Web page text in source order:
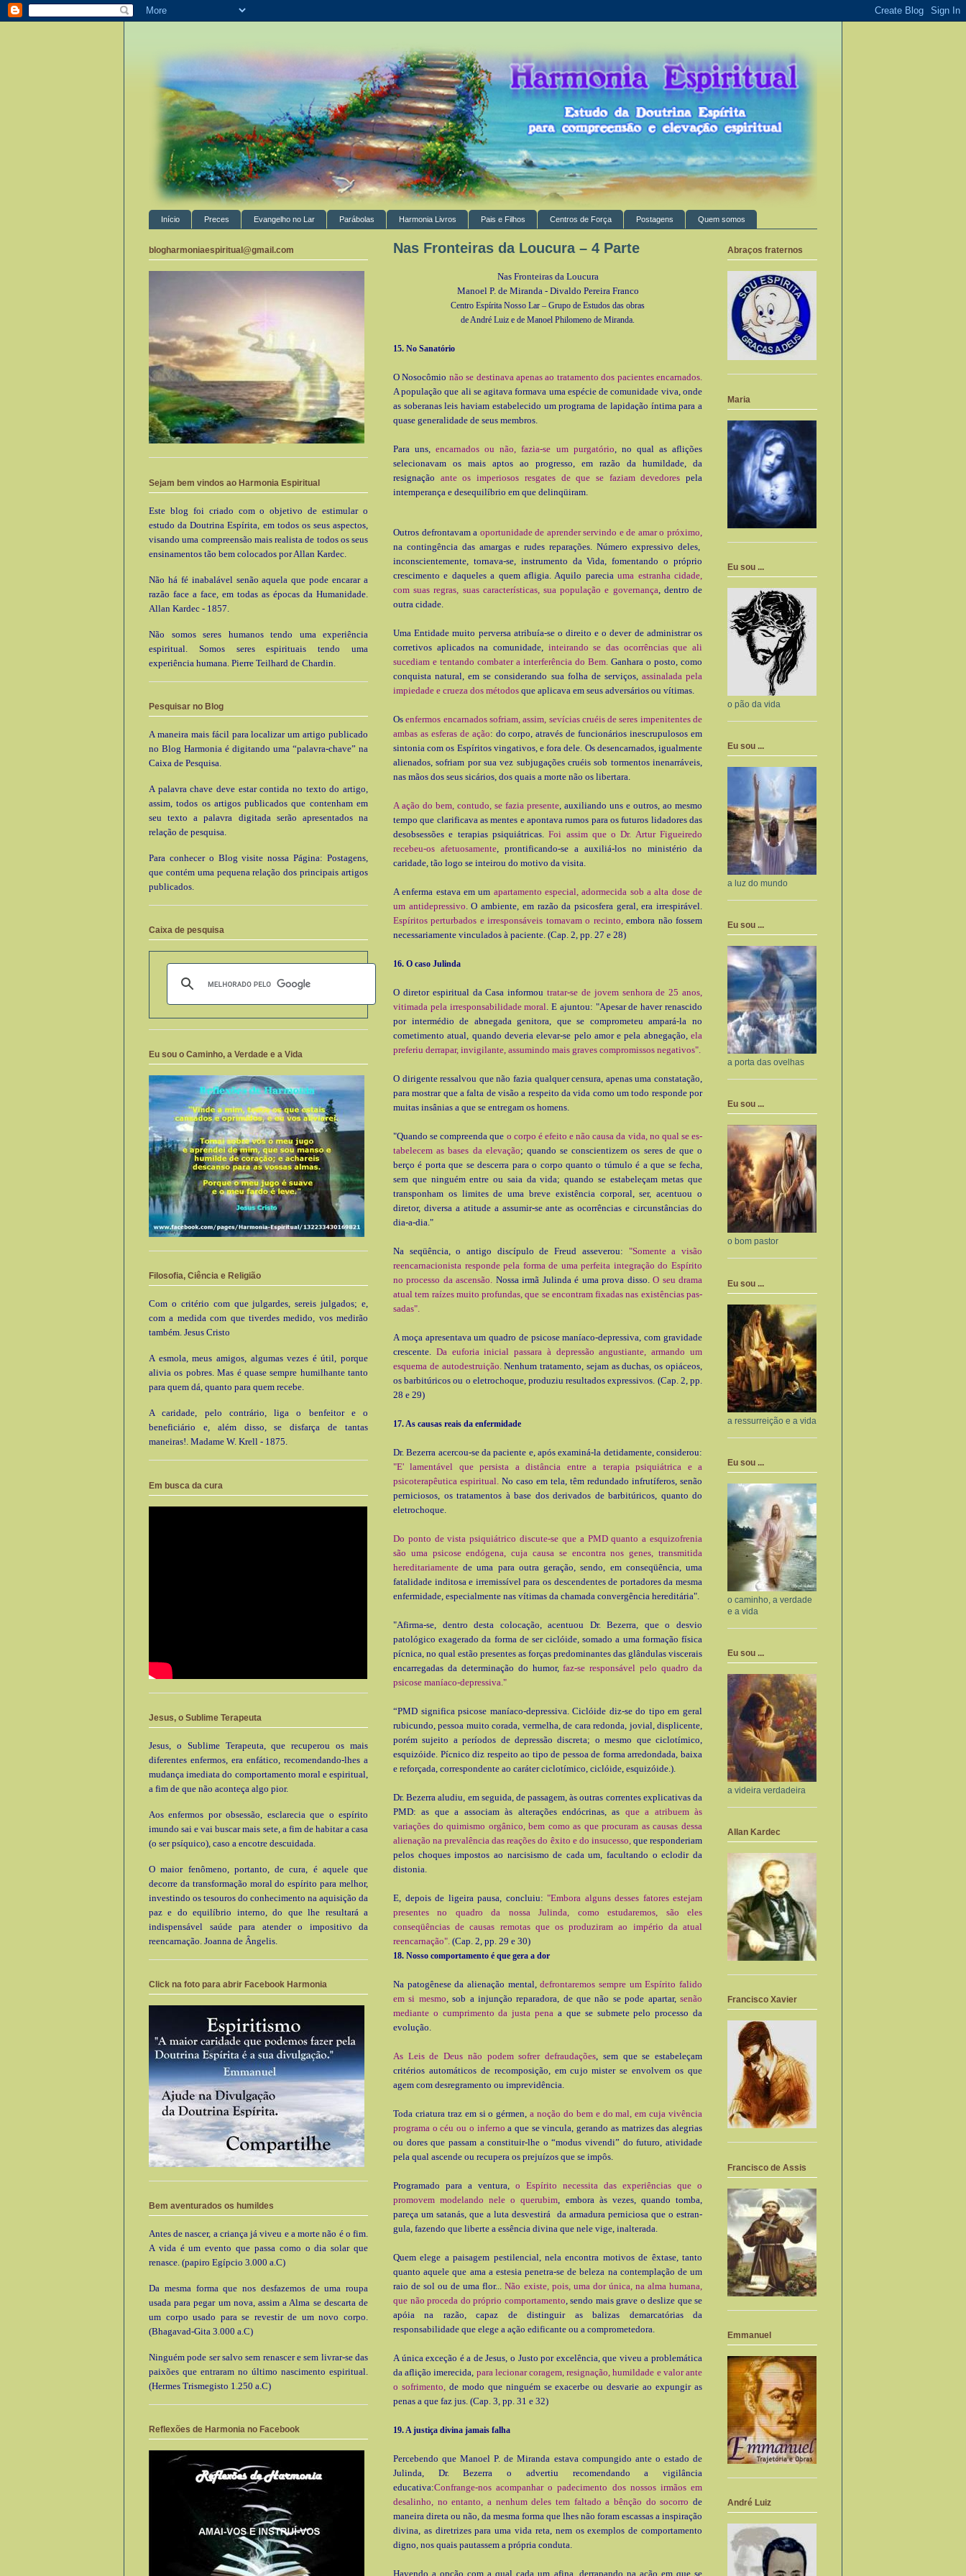
Início Preces Evangelho no Lar Parábolas Harmonia Livros Pais e Filhos Centros de Força Postagens Quem somos
Nas Fronteiras da Loucura – 4 Parte
Nas Fronteiras da Loucura
Manoel P. de Miranda - Divaldo Pereira Franco
Centro Espírita Nosso Lar – Grupo de Estudos das obras
de André Luiz e de Manoel Philomeno de Miranda.
15. No Sanatório
O Nosocômio não se destinava apenas ao trata­mento dos pacientes encarnados.
A população que ali se agitava formava uma espécie de comunidade viva, onde
as soberanas leis haviam estabe­lecido um programa de lapidação íntima para a
quase generalidade de seus membros.
Para uns,encarnados ou não, fazia-se um purgatório, no qual as aflições
selecionavam os mais aptos ao progresso, em razão da humildade, da
resignação ante os imperiosos resgates de que se faziam devedores pela
intemperança e desequilíbrio em que delinqüiram.
Outros defrontavam a oportunidade de aprender servindo e de amar o próximo,
na contingência das amargas e rudes reparações. Número expressivo de­les,
inconscientemente, tornava-se, instrumento da Vida, fomentando o próprio
crescimento e daqueles a quem afligia. Aquilo pareciauma estranha cidade,
com suas regras, suas características, sua população e governança, dentro de
outra cidade.
Uma Entidade muito perversa atri­buía-se o direito e o dever de administrar os
corretivos aplicados na comunidade, inteirando se das ocorrências que ali
sucediam e tentando combater a interferência do Bem. Ganhara o posto, como
conquista natural, em se considerando sua folha de serviços, assinalada pela
impie­dade e crueza dos métodos que aplicava em seus adversários ou vítimas.
Osenfermos encarnados sofriam, assim, sevícias cruéis de seres impe­nitentes de
ambas as esferas de ação: do corpo, através de funcionários inescrupulosos em
sintonia com os Espíritos vingativos, e fora dele. Os desencarnados, igualmente
alienados, sofriam por sua vez subjugações cruéis sob tormentos inenarráveis,
nas mãos dos seus sicá­rios, dos quais a morte não os libertara.
A ação do bem, contudo, se fazia presente, auxiliando uns e outros, ao mesmo
tempo que clarifi­cava as mentes e apontava rumos para os futuros lidadores das
desob­sessões e terapias psiquiátricas.Foi assim que o Dr. Artur Figueiredo
recebeu-os afetuosamente, prontificando-se a auxiliá-los no ministério da
caridade, tão logo se inteirou do motivo da visita.
A enferma estava em um apartamento especial, adormecida sob a alta dose de
um antidepressivo. O ambiente, em razão da psicosfera geral, era irrespi­rável.
Espíritos perturbados e irresponsáveis tomavam o recinto,em­bora não fossem
necessariamente vinculados à paciente. (Cap. 2, pp. 27 e 28)
16. O caso Julinda
O diretor espiritual da Casa informou tra­tar-se de jovem senhora de 25 anos,
vitimada pela irresponsabilidade moral. E ajuntou: "Apesar de haver renascido
por intermédio de abnegada genitora, que se comprometeu ampará-la no
cometimento atual, quando deveria elevar-se pelo amor e pela abnegação, ela
preferiu der­rapar, invigilante, assumindo mais graves compromissos negativos".
O dirigente ressalvou que não fazia qualquer censura, apenas uma consta­tação,
para mostrar que a falta de visão a respeito da vida como um todo responde por
muitas insânias a que se entregam os homens.
"Quando se compreenda que o corpo é efeito e não causa da vida, no qual se es­
tabelecem as bases da elevação; quando se conscientizem os seres de que o
berço é porta que se descerra para o corpo quanto o túmulo é a que se fecha,
sem que ninguém entre ou saia da vida; quando se estabe­leçam metas que
transponham os limites de uma breve existência corpo­ral, ser, acentuou o
diretor, diversa a atitude a assumir-se ante as ocorrências e circunstâncias do
dia-a-dia."
Na seqüência, o antigo discípulo de Freud asseverou: "Somente a visão
reencarnacionista res­ponde pela forma de uma perfeita integração do Espírito
no processo da ascensão. Nossa irmã Julinda é uma prova disso.O seu drama
atual tem raízes muito profundas, que se encontram fixadas nas existências pas­
sadas".
A moça apresentava um quadro de psicose maníaco-depressiva, com gravidade
crescente. Da euforia inicial passara à depressão angus­tiante, armando um
esquema de autodestruição.Nenhum tratamento, sejam as duchas, os opiáceos,
os barbitúricos ou o eletrochoque, produziu resultados expressivos. (Cap. 2, pp.
28 e 29)
17. As causas reais da enfermidade
Dr. Bezerra acercou-se da paciente e, após examiná-la detidamente, conside­rou:
"E' lamentável que persista a distância entre a terapia psiquiá­trica e a
psicoterapêutica espiritual. No caso em tela, têm redundado infrutíferos, senão
perniciosos, os tratamentos à base dos derivados de barbitúricos, quanto do
eletrochoque.
Do ponto de vista psiquiá­trico discute-se que a PMD quanto a esquizofrenia
são uma psicose en­dógena, cuja causa se encontra nos genes, transmitida
hereditariamente de uma para outra geração, sendo, em conseqüência, uma
fatalidade inditosa e irremissível para os descendentes de portadores da mesma
en­fermidade, especialmente nas vítimas da chamada convergência hereditá­ria".
"Afirma-se, dentro desta colocação, acentuou Dr. Bezerra, que o desvio
patológico exagerado da forma de ser ciclóide, somado a uma formação física
pícnica, no qual estão presentes as forças predominantes das glândulas viscerais
encarregadas da determinação do humor,faz-se responsável pelo quadro da
psicose maníaco-depressiva."
“PMD significa psicose maníaco-depressiva. Ciclóide diz-se do tipo em geral
rubicundo, pessoa muito corada, vermelha, de cara redonda, jovial, displicente,
porém sujeito a períodos de depressão discreta; o mesmo que ciclotímico,
esquizóide. Pícnico diz respeito ao tipo de pessoa de forma arredondada, baixa
e reforçada, correspondente ao caráter ciclotímico, ciclóide, esquizóide.).
Dr. Bezerra aludiu, em seguida, de passagem, às outras correntes ex­plicativas da
PMD: as que a associam às alterações endócrinas, as que a atribuem às
variações do quimismo orgânico, bem como as que procuram as causas dessa
alienação na prevalência das reações do êxito e do insucesso,que responderiam
pelos choques impostos ao narcisismo de cada um, facultando o eclodir da
distonia.
E, depois de ligeira pausa, con­cluiu: "Embora alguns desses fatores estejam
presentes no quadro da nossa Julinda, como estudaremos, são eles
conseqüências de causas re­motas que os produziram ao império da atual
reencarnação". (Cap. 2, pp. 29 e 30)
18. Nosso comportamento é que gera a dor
Na patogênese da aliena­ção mental,defrontaremos sempre um Espírito falido
em si mesmo, sob a injunção reparadora, de que não se pode apartar,senão
mediante o cum­primento da justa pena a que se submete pelo processo da
evolu­ção.
As Leis de Deus não podem sofrer defraudações, sem que se estabe­leçam
critérios automáticos de recomposição, em cujo mister se envol­vem os que
agem com desregramento ou imprevidência.
Toda criatura traz em si o gérmen,a noção do bem e do mal, em cuja vivência
programa o céu ou o inferno a que se vincula, gerando as matrizes das alegrias
ou dores que passam a constituir-lhe o “modus vivendi” do futuro, atividade
pela qual ascende ou recupera os prejuízos que se impôs.
Programado para a ventura, o Espírito necessita das experiências que o
promovem mode­lando nele o querubim, embora às vezes, quando tomba,
pareça um sata­nás, que a luta desvestirá da armadura perniciosa que o estran­
gula, fazendo que liberte a essência divina que nele vige, inalterada.
Quem elege a paisagem pestilencial, nela encontra motivos de êxtase, tanto
quanto aquele que ama a estesia penetra-se de beleza na contem­plação de um
raio de sol ou de uma flor...Não existe, pois, uma dor única, na alma humana,
que não proceda do próprio comportamento, sendo mais grave o deslize que se
apóia na razão, capaz de distinguir as ba­lizas demarcatórias da
responsabilidade que elege a ação edificante ou a comprometedora.
A única exceção é a de Jesus, o Justo por excelên­cia, que viveu a problemática
da aflição imerecida, para lecionar coragem, resignação, humildade e valor ante
o sofrimento,de modo que ninguém se exacerbe ou desvarie ao expungir as
penas a que faz jus. (Cap. 3, pp. 31 e 32)
19. Ajustiça divina jamais falha
Percebendo que Manoel P. de Miranda estava compungido ante o estado de
Julinda, Dr. Bezerra o ad­vertiu recomendando a vigilância
educativa:Confrange-nos acompanhar o padecimento dos nossos irmãos em
desalinho, no entanto, a nenhum de­les tem faltado a bênção do socorro de
maneira direta ou não, da mesma forma que lhes não foram escassas a inspiração
divina, as diretrizes para uma vida reta, nem os exemplos de comportamento
digno, nos quais pautassem a própria conduta.
Havendo a opção com a qual cada um afina, derrapando na ação em que se
blogharmoniaespiritual@gmail.com
Sejam bem vindos ao Harmonia Espiritual
Este blog foi criado com o objetivo de estimular o
estudo da Doutrina Espírita, em todos os seus aspectos,
visando uma compreensão mais realista de todos os seus
ensinamentos tão bem colocados por Allan Kardec.
Não há fé inabalável senão aquela que pode encarar a
razão face a face, em todas as épocas da Humanidade.
Allan Kardec - 1857.
Não somos seres humanos tendo uma experiência
espiritual. Somos seres espirituais tendo uma
experiência humana. Pierre Teilhard de Chardin.
Pesquisar no Blog
A maneira mais fácil para localizar um artigo publicado
no Blog Harmonia é digitando uma “palavra-chave” na
Caixa de Pesquisa.
A palavra chave deve estar contida no texto do artigo,
assim, todos os artigos publicados que contenham em
seu texto a palavra digitada serão apresentados na
relação de pesquisa.
Para conhecer o Blog visite nossa Página: Postagens,
que contém uma pequena relação dos principais artigos
publicados.
Caixa de pesquisa
Eu sou o Caminho, a Verdade e a Vida
Filosofia, Ciência e Religião
Com o critério com que julgardes, sereis julgados; e,
com a medida com que tiverdes medido, vos medirão
também. Jesus Cristo
A esmola, meus amigos, algumas vezes é útil, porque
alivia os pobres. Mas é quase sempre humilhante tanto
para quem dá, quanto para quem recebe.
A caridade, pelo contrário, liga o benfeitor e o
beneficiário e, além disso, se disfarça de tantas
maneiras!. Madame W. Krell - 1875.
Em busca da cura
Jesus, o Sublime Terapeuta
Jesus, o Sublime Terapeuta, que recuperou os mais
diferentes enfermos, era enfático, recomendando-lhes a
mudança imediata do comportamento moral e espiritual,
a fim de que não aconteça algo pior.
Aos enfermos por obsessão, esclarecia que o espírito
imundo sai e vai buscar mais sete, a fim de habitar a casa
(o ser psíquico), caso a encotre descuidada.
O maior fenômeno, portanto, de cura, é aquele que
decorre da transformação moral do espírito para melhor,
investindo os tesouros do conhecimento na aquisição da
paz e do equilíbrio interno, do que lhe resultará a
indispensável saúde para atender o impositivo da
reencarnação. Joanna de Ângelis.
Click na foto para abrir Facebook Harmonia
Bem aventurados os humildes
Antes de nascer, a criança já viveu e a morte não é o fim.
A vida é um evento que passa como o dia solar que
renasce. (papiro Egípcio 3.000 a.C)
Da mesma forma que nos desfazemos de uma roupa
usada para pegar um nova, assim a Alma se descarta de
um corpo usado para se revestir de um novo corpo.
(Bhagavad-Gita 3.000 a.C)
Ninguém pode ser salvo sem renascer e sem livrar-se das
paixões que entraram no último nascimento espiritual.
(Hermes Trismegisto 1.250 a.C)
Reflexões de Harmonia no Facebook
Abraços fraternos
Maria
Eu sou ...
o pão da vida
Eu sou ...
a luz do mundo
Eu sou ...
a porta das ovelhas
Eu sou ...
o bom pastor
Eu sou ...
a ressurreição e a vida
Eu sou ...
o caminho, a verdade
e a vida
Eu sou ...
a videira verdadeira
Allan Kardec
Francisco Xavier
Francisco de Assis
Emmanuel
André Luiz